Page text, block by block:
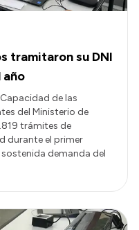
tramitaron su DNI
año
de las
del Ministerio de
trámites de
durante el primer
demanda del